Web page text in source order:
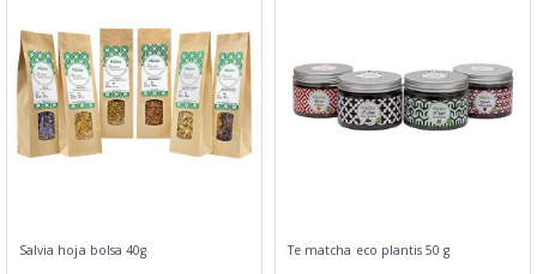
Salvia hoja bolsa 40g Te matcha eco plantis 50 g